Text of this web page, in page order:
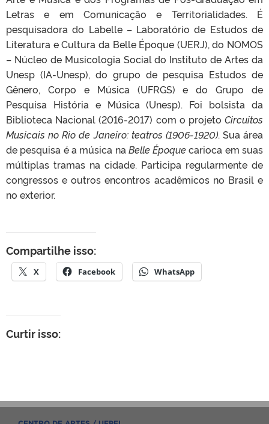
Letras e em Comunicação e Territorialidades. É
pesquisadora do Labelle – Laboratório de Estudos de
Literatura e Cultura da Belle Époque (UERJ), do NOMOS
– Núcleo de Musicologia Social do Instituto de Artes da
Unesp (IA-Unesp), do grupo de pesquisa Estudos de
Gênero, Corpo e Música (UFRGS) e do Grupo de
Pesquisa História e Música (Unesp). Foi bolsista da
Biblioteca Nacional (2016-2017) com o projeto Circuitos
Musicais no Rio de Janeiro: teatros (1906-1920). Sua área
de pesquisa é a música na Belle Époquecarioca em suas
múltiplas tramas na cidade. Participa regularmente de
congressos e outros encontros acadêmicos no Brasil e
no exterior.
Compartilhe isso:
X Facebook WhatsApp
Curtir isso: